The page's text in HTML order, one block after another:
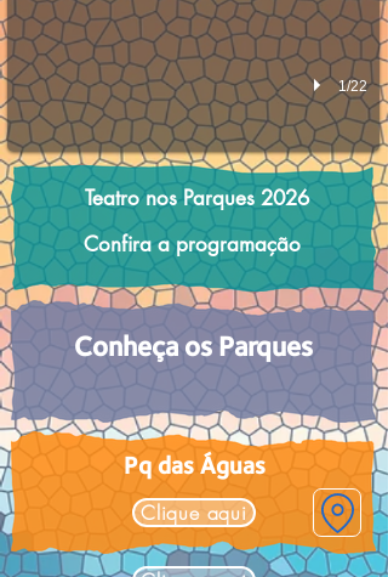
1/22
Teatro nos Parques 2026
Confira a programação
Conheça os Parques
Pq das Águas
Clique aqui